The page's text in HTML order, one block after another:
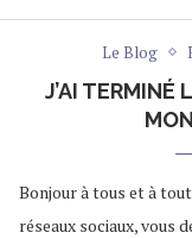
Le Blog
J’AI TERMINÉ
Bonjour à tous et à
réseaux sociaux, vous